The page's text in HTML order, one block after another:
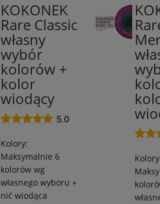
KOKONEK
Rare Classic
własny
wybór
kolorów +
kolor
wiodący
%
5.0
Kolory:
Maksymalnie 6
kolorów wg
własnego wyboru +
nić wiodąca